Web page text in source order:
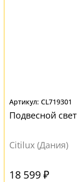
CL719301
Подвесной
Citilux (Дания)
18 599 ₽